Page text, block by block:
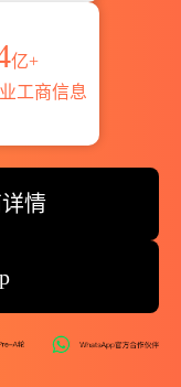
亿+
工商信息
情